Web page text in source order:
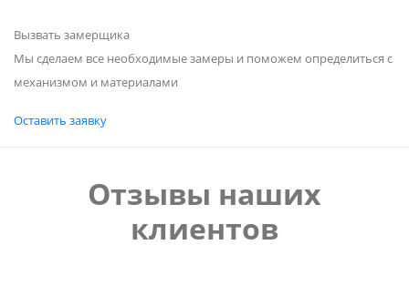
Вызвать замерщика
Мы сделаем все необходимые замеры и поможем определиться с
механизмом и материалами
Оставить заявку
Отзывы наших
клиентов